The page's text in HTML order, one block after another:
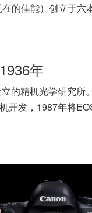
的佳能）创立于六
年
的精机光学研究所
开发，1987年将